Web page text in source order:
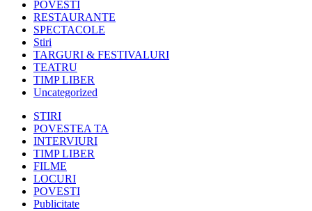
POVESTI
RESTAURANTE
SPECTACOLE
Stiri
TARGURI & FESTIVALURI
TEATRU
TIMP LIBER
Uncategorized
STIRI
POVESTEA TA
INTERVIURI
TIMP LIBER
FILME
LOCURI
POVESTI
Publicitate